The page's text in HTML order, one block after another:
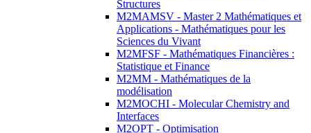
Structures
M2MAMSV - Master 2 Mathématiques et
Applications - Mathématiques pour les
Sciences du Vivant
M2MFSF - Mathématiques Financières :
Statistique et Finance
M2MM - Mathématiques de la
modélisation
M2MOCHI - Molecular Chemistry and
Interfaces
M2OPT - Optimisation